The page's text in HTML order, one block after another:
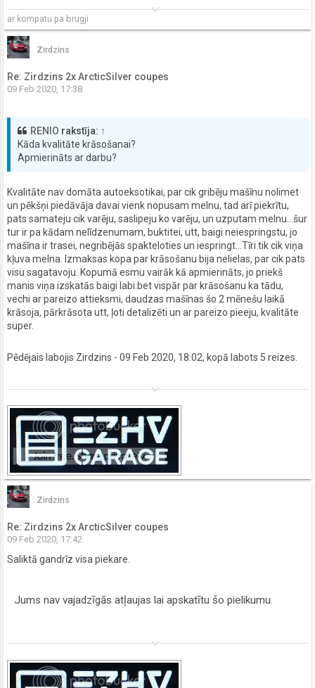
keyboard_arrow_down
ar kompatu pa brugji
Zirdzins
Re: Zirdzins 2x ArcticSilver coupes
09 Feb 2020, 17:38
RENIO rakstīja: ↑
Kāda kvalitāte krāsošanai?
Apmierināts ar darbu?
Kvalitāte nav domāta autoeksotikai, par cik gribēju mašīnu nolimet
un pēkšņi piedāvāja davai vienk nopusam melnu, tad arī piekrītu,
pats samateju cik varēju, saslipeju ko varēju, un uzputam melnu...šur
tur ir pa kādam nelīdzenumam, buktitei, utt, baigi neiespringstu, jo
mašīna ir trasei, negribējās spakteloties un iespringt...Tīri tik cik viņa
kļuva melna. Izmaksas kopa par krāsošanu bija nelielas, par cik pats
visu sagatavoju. Kopumā esmu vairāk kā apmierināts, jo priekš
manis viņa izskatās baigi labi.bet vispār par krāsošanu ka tādu,
vechi ar pareizo attieksmi, daudzas mašīnas šo 2 mēnešu laikā
krāsoja, pārkrāsota utt, ļoti detalizēti un ar pareizo pieeju, kvalitāte
super.
Pēdējais labojis Zirdzins - 09 Feb 2020, 18:02, kopā labots 5 reizes.
keyboard_arrow_down
Zirdzins
Re: Zirdzins 2x ArcticSilver coupes
09 Feb 2020, 17:42
Saliktā gandrīz visa piekare.
Jums nav vajadzīgās atļaujas lai apskatītu šo pielikumu.
keyboard_arrow_down